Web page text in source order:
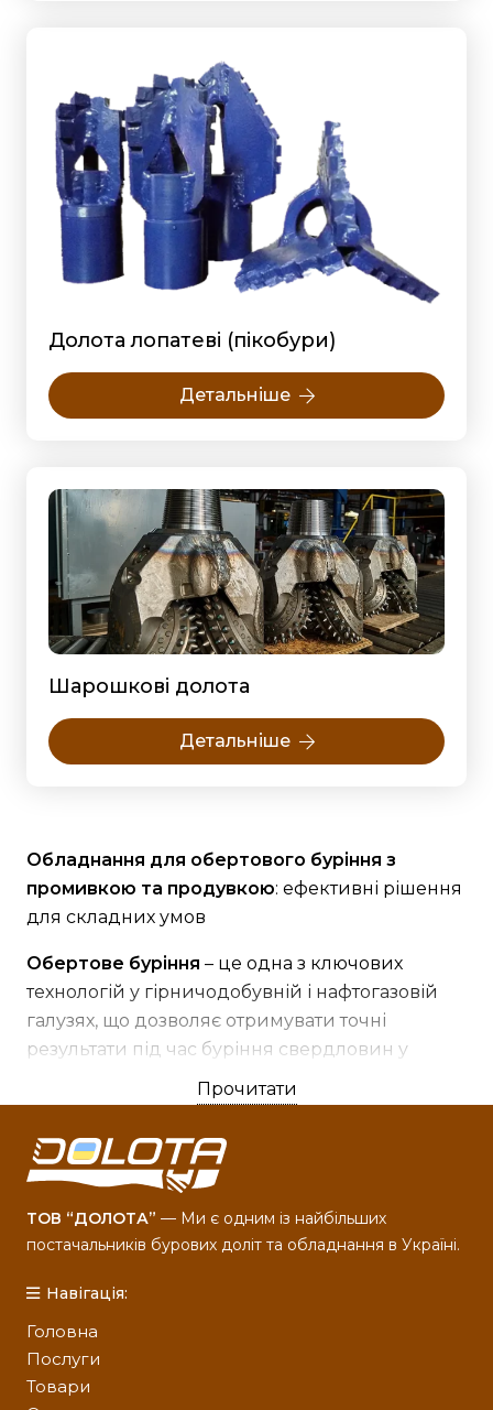
Долота лопатеві (пікобури)
Детальніше
Шарошкові долота
Детальніше
Обладнання для обертового буріння з
промивкою та продувкою: ефективні рішення
для складних умов
Обертове буріння – це одна з ключових
технологій у гірничодобувній і нафтогазовій
галузях, що дозволяє отримувати точні
результати під час буріння свердловин у
різних геологічних умовах. Важливим
аспектом цього процесу є використання
обладнання для обертового буріння з
промивкою та продувкою
стабільну роботу системи, ефективне
видалення породи та збереження цілісності
інструментів.
Бурові долота
Бурові долота
Прочитати
ТОВ “ДОЛОТА” — Ми є одним із найбільших
постачальників бурових доліт та обладнання в Україні.
Навігація:
Головна
Послуги
Товари